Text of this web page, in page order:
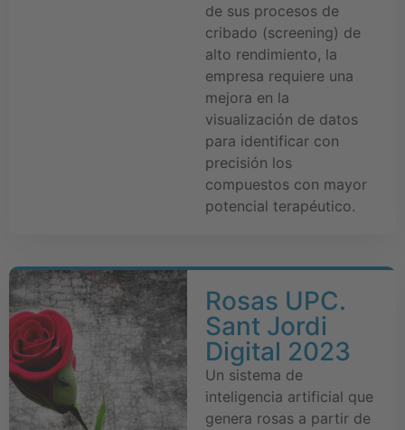
de sus procesos de
cribado (screening) de
alto rendimiento, la
empresa requiere una
mejora en la
visualización de datos
para identificar con
precisión los
compuestos con mayor
potencial terapéutico.
Rosas UPC.
Sant Jordi
Digital 2023
Un sistema de
inteligencia artificial que
genera rosas a partir de